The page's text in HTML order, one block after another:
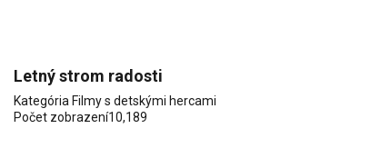
Letný strom radosti
Kategória Filmy s detskými hercami
Počet zobrazení10,189